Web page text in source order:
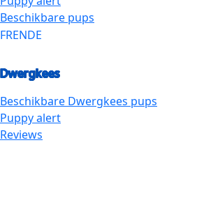
Beschikbare pups
FRENDE
Dwergkees
Beschikbare Dwergkees pups
Puppy alert
Reviews